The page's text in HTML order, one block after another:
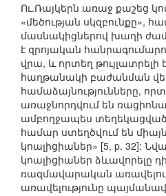
Ու.Ռայկերն առաջ քաշեց
«մեծության սկզբունքը»,
մասնակիցներով խաղի
է զրոյական
վրա, և որտեղ
հաղթանակի բաժանման
համաձայնությունները,
առաջնորդվում են
ամբողջապես
համար ստեղծվում են
կոալիցիաներ» [5, p. 32]:
կոալիցիաներ ձևավորելը
ռազմավարական
առավելությունը